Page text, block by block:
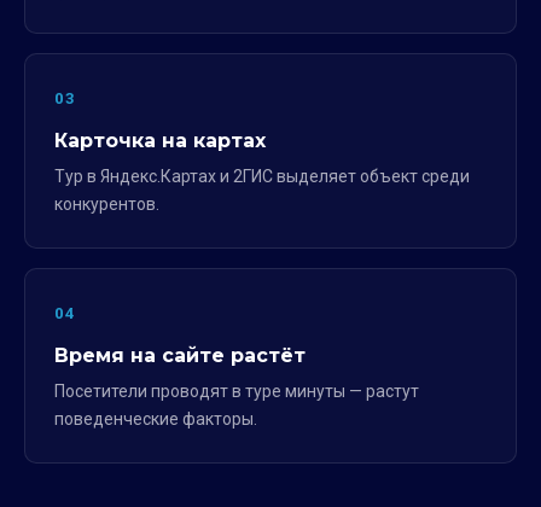
03
Карточка на картах
Тур в Яндекс.Картах и 2ГИС выделяет объект среди
конкурентов.
04
Время на сайте растёт
Посетители проводят в туре минуты — растут
поведенческие факторы.